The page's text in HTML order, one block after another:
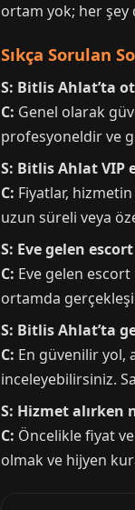
ortam yok; her şey
Sıkça Sorulan
S: Bitlis Ahlat’ta
C: Genel olarak
profesyoneldir ve
S: Bitlis Ahlat VIP
C: Fiyatlar,
uzun süreli veya
S: Eve gelen
C: Eve gelen
ortamda
S: Bitlis Ahlat’ta
C: En güvenilir yol,
inceleyebilirsiniz.
S: Hizmet
C: Öncelikle fiyat
olmak ve hijyen